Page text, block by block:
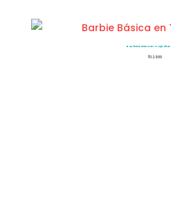
Barbie Básica en Traje de
$32.900